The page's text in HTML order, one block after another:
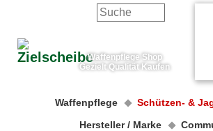
Waffenpflege Shop
Gezielt Qualität Kaufen
Waffenpflege
Schützen- &
Hersteller / Marke